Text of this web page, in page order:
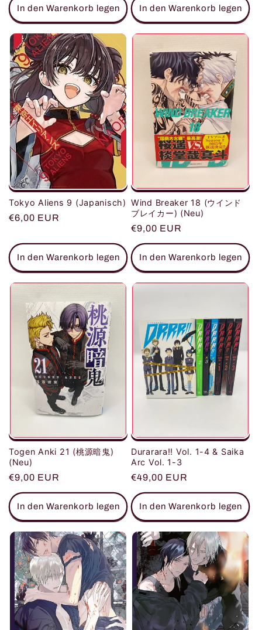
In den Warenkorb legen In den Warenkorb legen
Tokyo Aliens 9 (Japanisch)
Normaler
€6,00 EUR
In den Warenkorb legen
Wind Breaker 18 (ウインド
ブレイカー) (Neu)
Normaler
Preis
€9,00 EUR
In den Warenkorb legen
Togen Anki 21 (桃源暗鬼)
(Neu)
Normaler
Preis
€9,00 EUR
In den Warenkorb legen
Durarara!! Vol. 1-4 & Saika
Arc Vol. 1-3
Normaler
Preis
€49,00 EUR
In den Warenkorb legen